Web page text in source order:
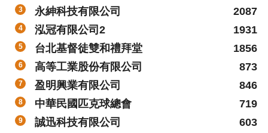
3 永紳科技有限公司 2087
4 泓冠有限公司2 1931
5 台北基督徒雙和禮拜堂 1856
6 高等工業股份有限公司 873
7 盈明興業有限公司 846
8 中華民國匹克球總會 719
9 誠迅科技有限公司 603